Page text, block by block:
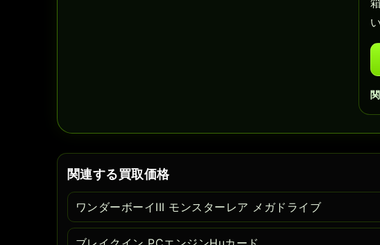
関連する買取価格
ワンダーボーイIII モンスターレア メガドライブ